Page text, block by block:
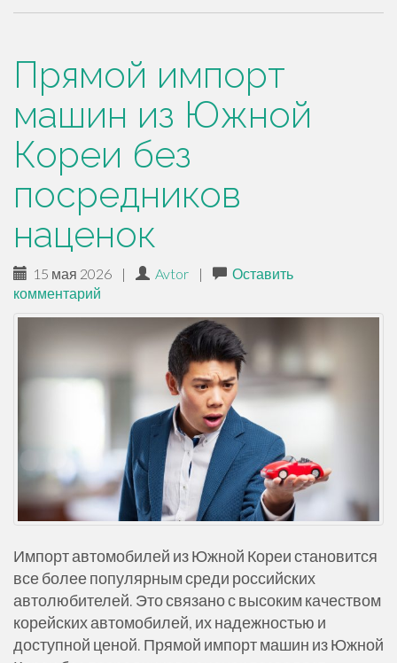
Прямой импорт
машин из Южной
Кореи без
посредников
наценок
15 мая 2026 | Avtor |
Оставить
комментарий
Импорт автомобилей из Южной Кореи становится
все более популярным среди российских
автолюбителей. Это связано с высоким качеством
корейских автомобилей, их надежностью и
доступной ценой. Прямой импорт машин из Южной